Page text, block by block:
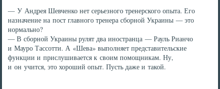
— У Андрея Шевченко нет серьезного тренерского опыта. Его
назначение на пост главного тренера сборной Украины — это
нормально?
— В сборной Украины рулят два иностранца — Рауль Рианчо
и Мауро Тассотти. А «Шева» выполняет представительские
функции и прислушивается к своим помощникам. Ну,
и он учится, это хороший опыт. Пусть даже и такой.